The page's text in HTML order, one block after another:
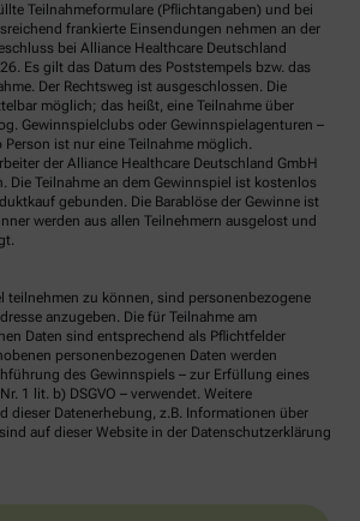
Teilnahmeformulare (Pflichtangaben) und bei
frankierte Einsendungen nehmen an der
bei Alliance Healthcare Deutschland
Es gilt das Datum des Poststempels bzw. das
Der Rechtsweg ist ausgeschlossen. Die
möglich; das heißt, eine Teilnahme über
Gewinnspielclubs oder Gewinnspielagenturen –
Person ist nur eine Teilnahme möglich.
der Alliance Healthcare Deutschland GmbH
Die Teilnahme an dem Gewinnspiel ist kostenlos
gebunden. Die Barablöse der Gewinne ist
werden aus allen Teilnehmern ausgelost und
teilnehmen zu können, sind personenbezogene
anzugeben. Die für Teilnahme am
Daten sind entsprechend als Pflichtfelder
personenbezogenen Daten werden
des Gewinnspiels – zur Erfüllung eines
1 lit. b) DSGVO – verwendet. Weitere
dieser Datenerhebung, z.B. Informationen über
auf dieser Website in der Datenschutzerklärung